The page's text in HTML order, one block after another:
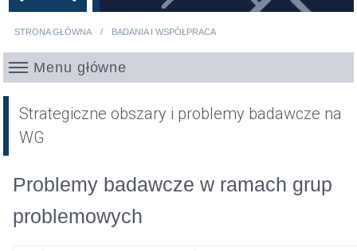
STRONA GŁÓWNA BADANIA I WSPÓŁPRACA
Menu główne
Strategiczne obszary i problemy badawcze na
WG
Problemy badawcze w ramach grup
problemowych